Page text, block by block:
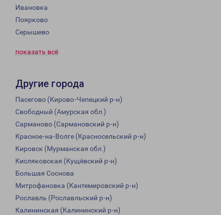
Ивановка
Поярково
Серышево
показать всё
Другие города
Пасегово (Кирово-Чепецкий р-н)
Свободный (Амурская обл.)
Сарманово (Сармановский р-н)
Красное-на-Волге (Красносельский р-н)
Кировск (Мурманская обл.)
Кисляковская (Кущёвский р-н)
Большая Соснова
Митрофановка (Кантемировский р-н)
Рославль (Рославльский р-н)
Калининская (Калининский р-н)